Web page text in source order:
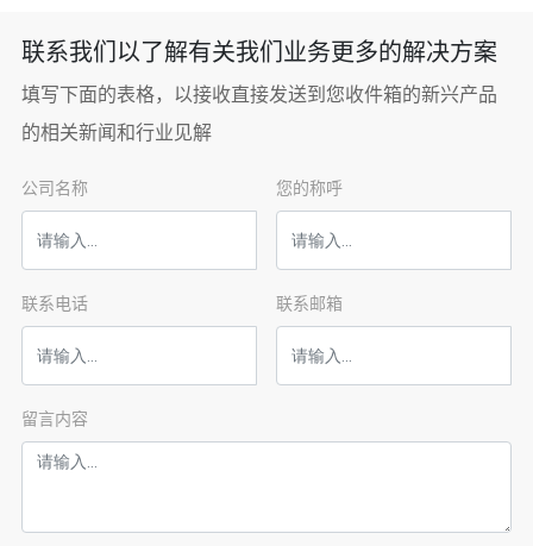
剂、锰盐和催化剂制造的
原料。在肥料、医药、机
械零件和磷化处理中也需
要使用碳酸锰。农业用碳
联系我们以了解有关我们业务更多的解决方案
填写下面的表格，以接收直接发送到您收件箱的新兴产品
的相关新闻和行业见解
公司名称 您的称呼
联系电话 联系邮箱
留言内容